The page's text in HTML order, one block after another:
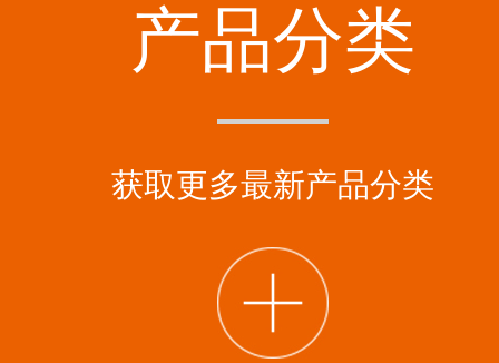
产品分类
获取更多最新产品分类